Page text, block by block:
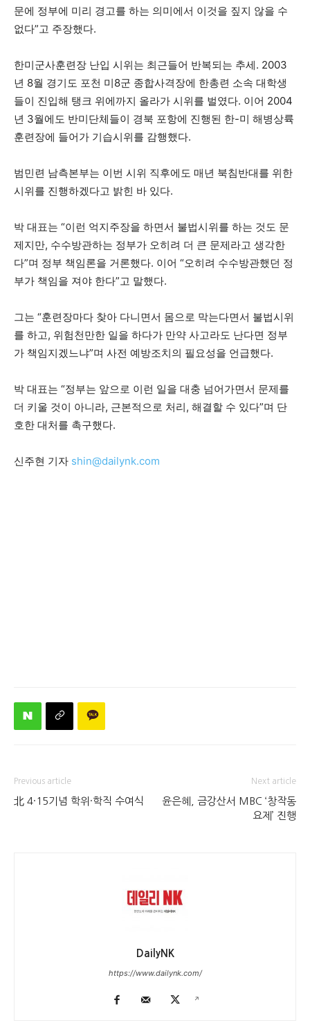
문에 정부에 미리 경고를 하는 의미에서 이것을 짚지 않을 수
없다”고 주장했다.
한미군사훈련장 난입 시위는 최근들어 반복되는 추세. 2003
년 8월 경기도 포천 미8군 종합사격장에 한총련 소속 대학생
들이 진입해 탱크 위에까지 올라가 시위를 벌였다. 이어 2004
년 3월에도 반미단체들이 경북 포항에 진행된 한-미 해병상륙
훈련장에 들어가 기습시위를 감행했다.
범민련 남측본부는 이번 시위 직후에도 매년 북침반대를 위한
시위를 진행하겠다고 밝힌 바 있다.
박 대표는 “이런 억지주장을 하면서 불법시위를 하는 것도 문
제지만, 수수방관하는 정부가 오히려 더 큰 문제라고 생각한
다”며 정부 책임론을 거론했다. 이어 “오히려 수수방관했던 정
부가 책임을 져야 한다”고 말했다.
그는 “훈련장마다 찾아 다니면서 몸으로 막는다면서 불법시위
를 하고, 위험천만한 일을 하다가 만약 사고라도 난다면 정부
가 책임지겠느냐”며 사전 예방조치의 필요성을 언급했다.
박 대표는 “정부는 앞으로 이런 일을 대충 넘어가면서 문제를
더 키울 것이 아니라, 근본적으로 처리, 해결할 수 있다”며 단
호한 대처를 촉구했다.
신주현 기자 shin@dailynk.com
Previous article
北 4·15기념 학위·학직 수여식
Next article
윤은혜, 금강산서 MBC ‘창작동
요제’ 진행
DailyNK
https://www.dailynk.com/